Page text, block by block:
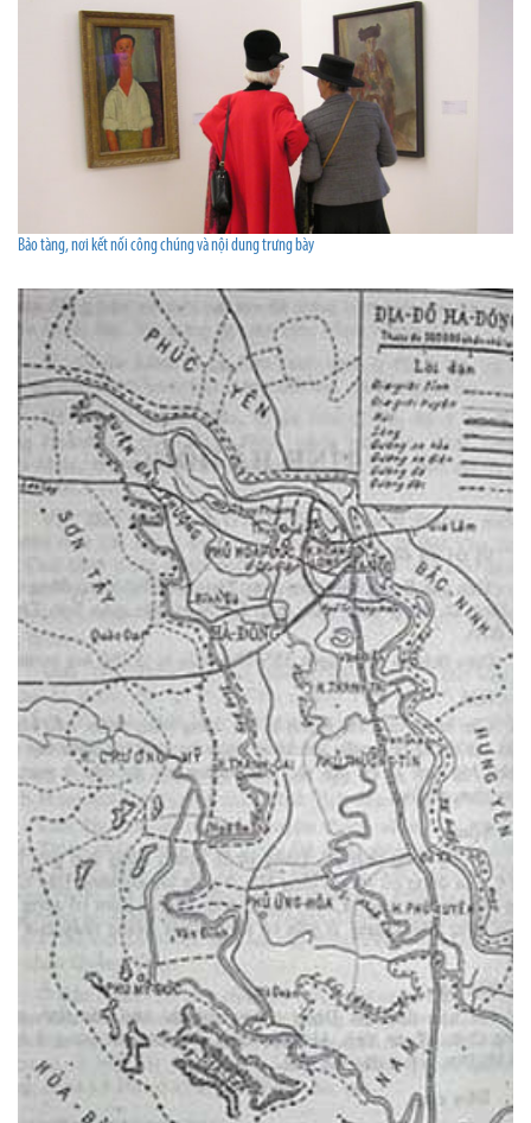
Bảo tàng, nơi kết nối công chúng và nội dung trưng bày